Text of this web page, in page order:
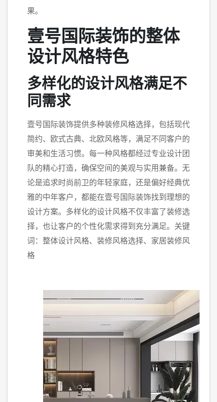
果。
壹号国际装饰的整体
设计风格特色
多样化的设计风格满足不
同需求
壹号国际装饰提供多种装修风格选择，包括现代
简约、欧式古典、北欧风格等，满足不同客户的
审美和生活习惯。每一种风格都经过专业设计团
队的精心打造，确保空间的美观与实用兼备。无
论是追求时尚前卫的年轻家庭，还是偏好经典优
雅的中年客户，都能在壹号国际装饰找到理想的
设计方案。多样化的设计风格不仅丰富了装修选
择，也让客户的个性化需求得到充分满足。关键
词：整体设计风格、装修风格选择、家居装修风
格